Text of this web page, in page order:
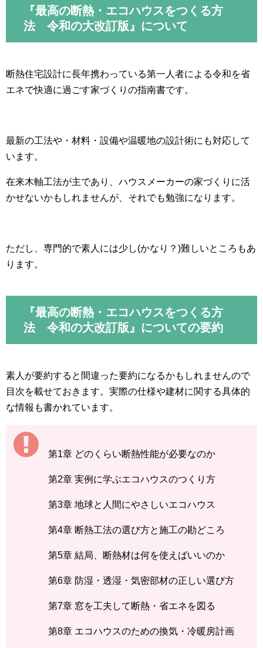
『最高の断熱・エコハウスをつくる方
法 令和の大改訂版』について
断熱住宅設計に長年携わっている第一人者による令和を省
エネで快適に過ごす家づくりの指南書です。
最新の工法や・材料・設備や温暖地の設計術にも対応して
います。
在来木軸工法が主であり、ハウスメーカーの家づくりに活
かせないかもしれませんが、それでも勉強になります。
ただし、専門的で素人には少し(かなり？)難しいところもあ
ります。
『最高の断熱・エコハウスをつくる方
法 令和の大改訂版』についての要約
素人が要約すると間違った要約になるかもしれませんので
目次を載せておきます。実際の仕様や建材に関する具体的
な情報も書かれています。
第1章 どのくらい断熱性能が必要なのか
第2章 実例に学ぶエコハウスのつくり方
第3章 地球と人間にやさしいエコハウス
第4章 断熱工法の選び方と施工の勘どころ
第5章 結局、断熱材は何を使えばいいのか
第6章 防湿・透湿・気密部材の正しい選び方
第7章 窓を工夫して断熱・省エネを図る
第8章 エコハウスのための換気・冷暖房計画